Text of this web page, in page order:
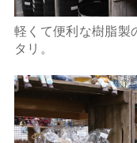
軽くて便利な樹脂製
タリ。